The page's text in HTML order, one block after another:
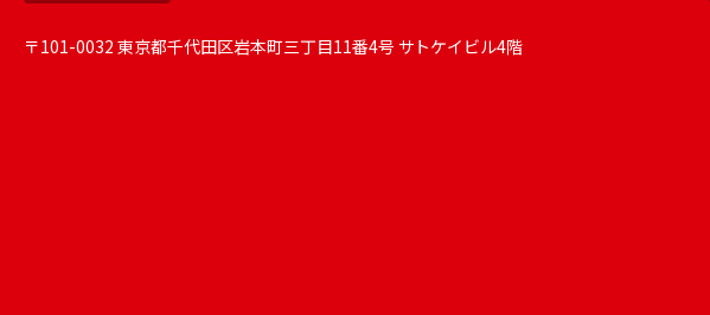
〒101-0032 東京都千代田区岩本町三丁目11番4号 サトケイビル4階